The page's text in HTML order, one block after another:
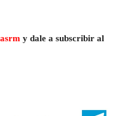
y dale a subscribir al